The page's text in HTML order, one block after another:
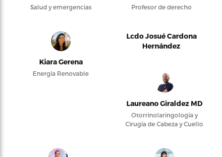
Salud y emergencias Profesor de derecho
Kiara Gerena
Energía Renovable
Lcdo Josué Cardona
Hernández
Laureano Giraldez MD
Otorrinolaringología y
Cirugía de Cabeza y Cuello